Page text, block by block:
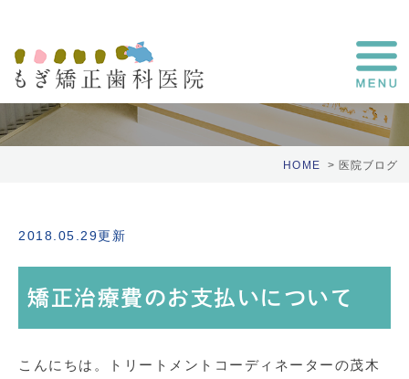
医院ブログ
HOME 医院ブログ
2018.05.29更新
矯正治療費のお支払いについて
こんにちは。トリートメントコーディネーターの茂木